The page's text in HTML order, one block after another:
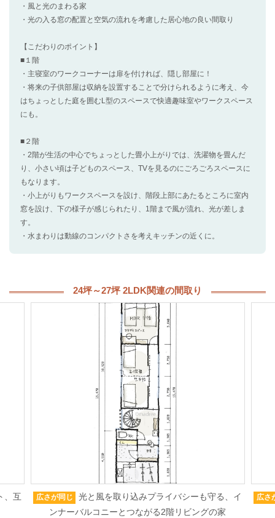
・風と光のまわる家
・光の入る窓の配置と空気の流れを考慮した居心地の良い間取り
【こだわりのポイント】
■１階
・主寝室のワークコーナーは扉を付ければ、隠し部屋に！
・将来の子供部屋は収納を設置することで分けられるように考え、今
はちょっとした庭を囲むL型のスペースで快適趣味室やワークスペース
にも。
■２階
・2階が生活の中心でちょっとした畳小上がりでは、洗濯物を畳んだ
り、小さい頃は子どものスペース、TVを見るのにごろごろスペースに
もなります。
・小上がりもワークスペースを設け、階段上部にあたるところに室内
窓を設け、下の様子が感じられたり、1階まで風が流れ、光が差しま
す。
・水まわりは動線のコンパクトさを考えキッチンの近くに。
24坪～27坪 2LDK関連の間取り
、互 広さが同じ
光と風を取り込みプライバシーも守る、イ
ンナーバルコニーとつながる2階リビングの家
広さ